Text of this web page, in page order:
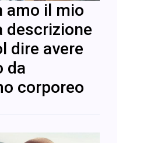
amo il mio
descrizione
dire avere
da
corporeo